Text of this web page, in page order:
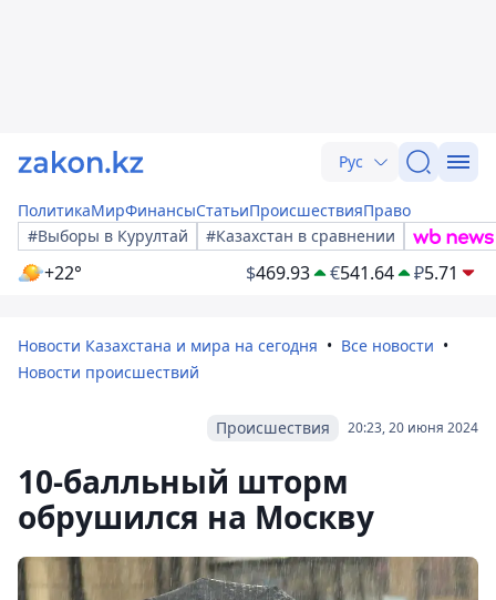
Рус
ПолитикаМирФинансыСтатьиПроисшествияПраво
#Выборы в Курултай
#Казахстан в сравнении
+22° $469.93 €541.64 ₽5.71
Новости Казахстана и мира на сегодня
Все новости
Новости происшествий
20:23, 20 июня 2024
Происшествия
10-балльный шторм
обрушился на Москву